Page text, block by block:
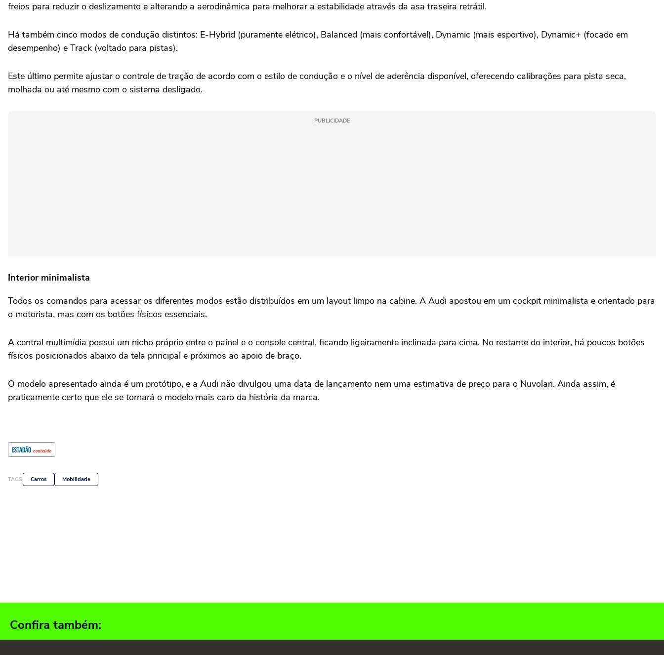
freios para reduzir o deslizamento e alterando a aerodinâmica para melhorar a estabilidade através da asa traseira retrátil.
Há também cinco modos de condução distintos: E-Hybrid (puramente elétrico), Balanced (mais confortável), Dynamic (mais esportivo), Dynamic+ (focado em
desempenho) e Track (voltado para pistas).
Este último permite ajustar o controle de tração de acordo com o estilo de condução e o nível de aderência disponível, oferecendo calibrações para pista seca,
molhada ou até mesmo com o sistema desligado.
PUBLICIDADE
Interior minimalista
Todos os comandos para acessar os diferentes modos estão distribuídos em um layout limpo na cabine. A Audi apostou em um cockpit minimalista e orientado para
o motorista, mas com os botões físicos essenciais.
A central multimídia possui um nicho próprio entre o painel e o console central, ficando ligeiramente inclinada para cima. No restante do interior, há poucos botões
físicos posicionados abaixo da tela principal e próximos ao apoio de braço.
O modelo apresentado ainda é um protótipo, e a Audi não divulgou uma data de lançamento nem uma estimativa de preço para o Nuvolari. Ainda assim, é
praticamente certo que ele se tornará o modelo mais caro da história da marca.
TAGS Carros Mobilidade
Confira também: